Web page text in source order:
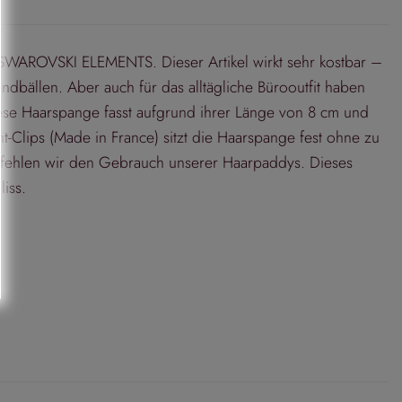
ELEMENTS. Dieser Artikel wirkt sehr kostbar –
Aber auch für das alltägliche Bürooutfit haben
Haarspange fasst aufgrund ihrer Länge von 8 cm und
(Made in France) sitzt die Haarspange fest ohne zu
wir den Gebrauch unserer Haarpaddys. Dieses